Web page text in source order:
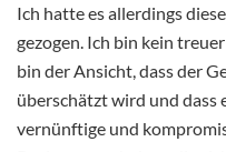
Ich hatte es allerdings
gezogen. Ich bin kein
bin der Ansicht, dass der
überschätzt wird und dass
vernünftige und